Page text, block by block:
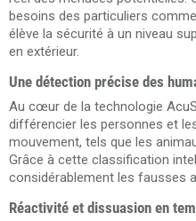
besoins des particuliers
élève la sécurité à un niveau
en extérieur.
Une détection précise des
Au cœur de la technologie
différencier les personnes et
mouvement, tels que les
Grâce à cette classification
considérablement les fausses
Réactivité et dissuasion en